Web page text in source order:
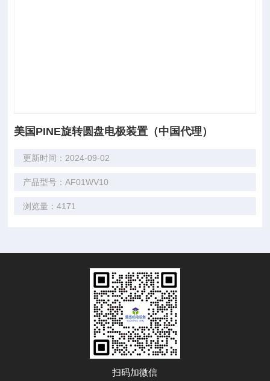
美国PINE旋转圆盘电极装置（中国代理）
更新时间：2024-09-02
产品型号：AF01WV10
浏览量：4171
扫码加微信